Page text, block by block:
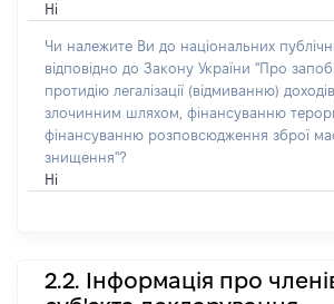
Ні
Чи належите Ви до національних
відповідно до Закону України "Про
протидію легалізації (відмиванню)
злочинним шляхом, фінансуванню
фінансуванню розповсюдження зброї
знищення"?
Ні
2.2. Інформація про